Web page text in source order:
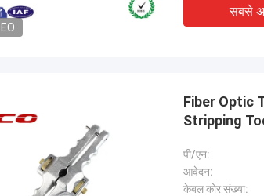
सबसे
Fiber Optic
Stripping
पी/एन:
आवेदन:
केबल कोर संख्या: